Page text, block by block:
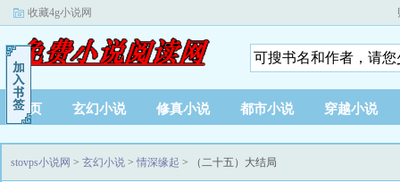
收藏4g小说网
首页 玄幻小说 修真小说 都市小说 穿越小说
stovps小说网 > 玄幻小说 > 情深缘起 > （二十五）大结局